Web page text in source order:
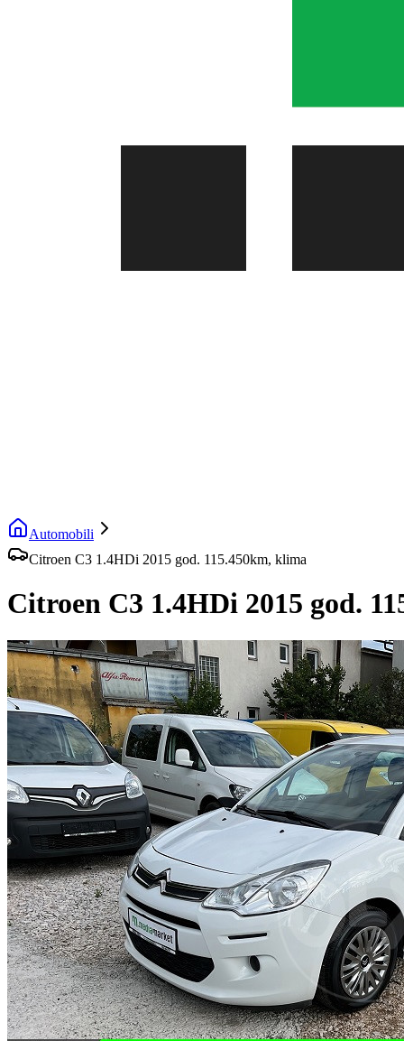
Automobili
Citroen C3 1.4HDi 2015 god. 115.450km, klima
Citroen C3 1.4HDi 2015 god.